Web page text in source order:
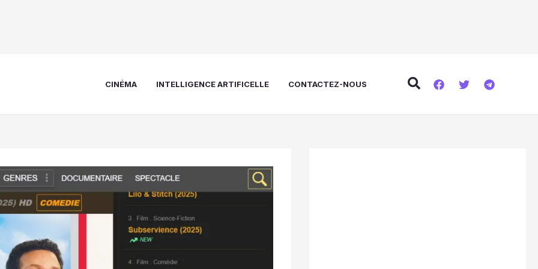
CINÉMA INTELLIGENCE ARTIFICELLE CONTACTEZ-NOUS Rechercher